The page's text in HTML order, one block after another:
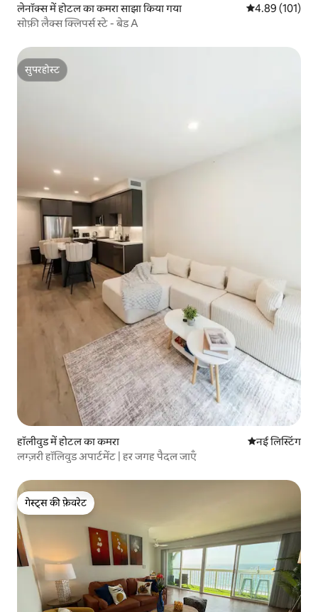
लेनॉक्स में होटल का कमरा साझा किया गया औसत रेटिंग 5 में से
4.89 (101)
सोफ़ी लैक्स क्लिपर्स स्टे - बेड A
सुपरहोस्ट
सुपरहोस्ट
हॉलीवुड में होटल का कमरा ठहरने की नई
नई लिस्टिंग
लग्ज़री हॉलिवुड अपार्टमेंट | हर जगह पैदल जाएँ
गेस्ट्स की फ़ेवरेट
गेस्ट्स की फ़ेवरेट